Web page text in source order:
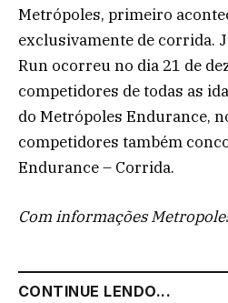
Metrópoles, primeiro
exclusivamente de corrida.
Run ocorreu no dia 21 de
competidores de todas as
do Metrópoles Endurance,
competidores também
Endurance – Corrida.
Com informações
CONTINUE LENDO...